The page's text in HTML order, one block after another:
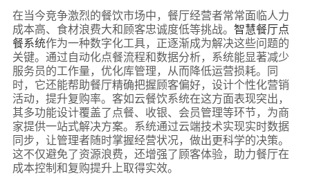
在当今竞争激烈的餐饮市场中，餐厅经营者常常面临人力
成本高、食材浪费大和顾客忠诚度低等挑战。 智慧餐厅点
餐系统作为一种数字化工具，正逐渐成为解决这些问题的
关键。通过自动化点餐流程和数据分析，系统能显著减少
服务员的工作量，优化库管理，从而降低运营损耗。同
时，它还能帮助餐厅精确把握顾客偏好，设计个性化营销
活动，提升复购率。客如云餐饮系统在这方面表现突出，
其多功能设计覆盖了点餐、收银、会员管理等环节，为商
家提供一站式解决方案。系统通过云端技术实现实时数据
同步，让管理者随时掌握经营状况，做出更科学的决策。
这不仅避免了资源浪费，还增强了顾客体验，助力餐厅在
成本控制和复购提升上取得实效。